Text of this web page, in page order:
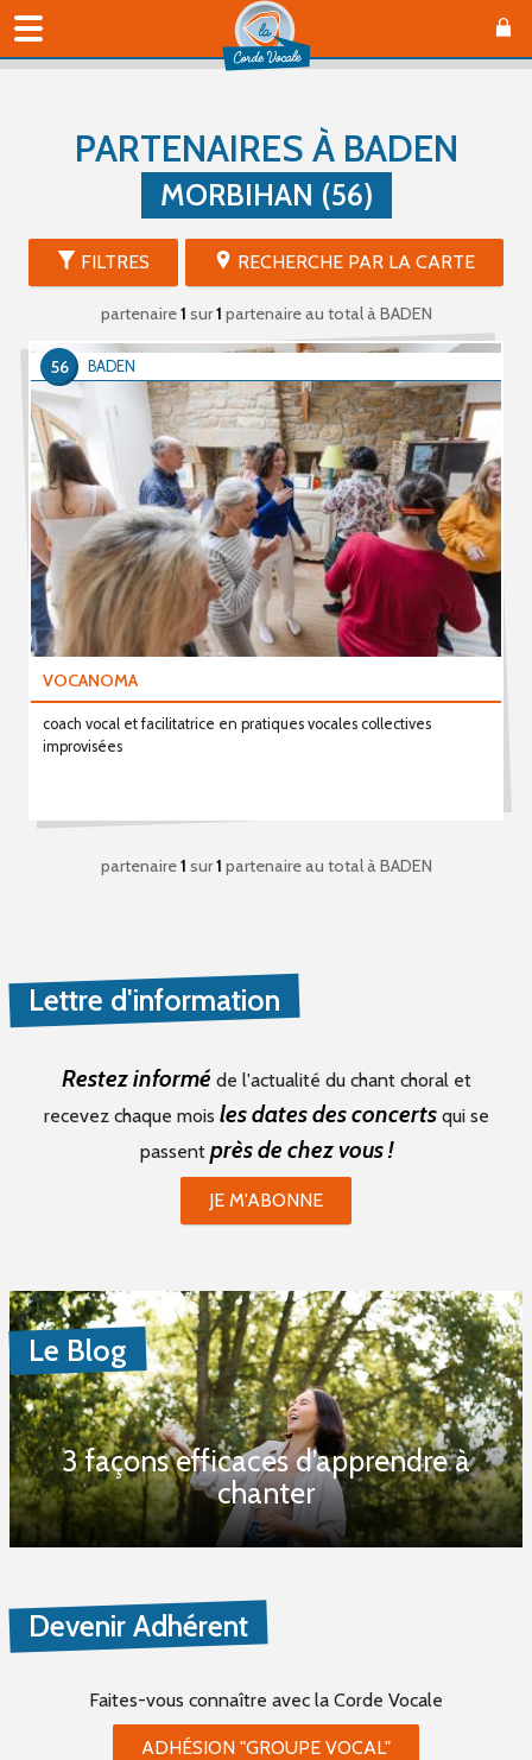
PARTENAIRES À BADEN
MORBIHAN (56)
FILTRES RECHERCHE PAR LA CARTE
partenaire1 sur1 partenaire au totalà BADEN
VOCANOMA
coach vocal et facilitatrice en pratiques vocales collectives
improvisées
BADEN
56
partenaire1 sur1 partenaire au totalà BADEN
Lettre d'information
Restez informé de l'actualité du chant choral et
recevez chaque mois les dates des concertsqui se
passent près de chez vous !
JE M'ABONNE
Le Blog
3 façons efficaces d’apprendre à
chanter
Devenir Adhérent
Faites-vous connaître avec la Corde Vocale
ADHÉSION "GROUPE VOCAL"